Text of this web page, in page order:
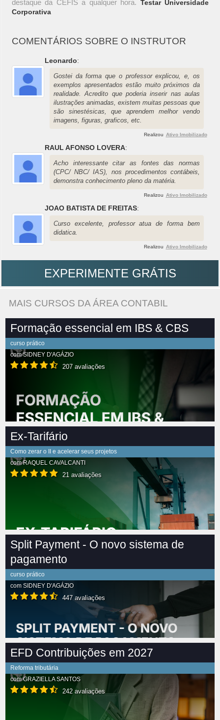
destaque da CEFIS a qualquer hora. Testar Universidade
Corporativa
COMENTÁRIOS SOBRE O INSTRUTOR
Leonardo:
Gostei da forma que o professor explicou, e, os
exemplos apresentados estão muito próximos da
realidade. Acredito que poderia inserir nas aulas
ilustrações animadas, existem muitas pessoas que
são sinestésicas, que aprendem melhor vendo
imagens, figuras, graficos, etc.
Realizou Ativo Imobilizado
RAUL AFONSO LOVERA:
Acho interessante citar as fontes das normas
(CPC/ NBC/ IAS), nos procedimentos contábeis,
demonstra conhecimento pleno da matéria.
Realizou Ativo Imobilizado
JOAO BATISTA DE FREITAS:
Curso excelente, professor atua de forma bem
didatica.
Realizou Ativo Imobilizado
EXPERIMENTE GRÁTIS
MAIS CURSOS DA ÁREA CONTABIL
Formação essencial em IBS & CBS
curso prático
comSIDNEY D'AGÁZIO
207 avaliações
Ex-Tarifário
Como zerar o II e acelerar seus projetos
comRAQUEL CAVALCANTI
21 avaliações
Split Payment - O novo sistema de
pagamento
curso prático
com SIDNEY D'AGÁZIO
447 avaliações
EFD Contribuições em 2027
Reforma tributária
comGRAZIELLA SANTOS
242 avaliações